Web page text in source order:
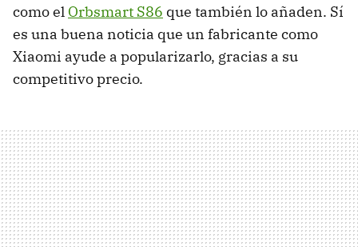
como el Orbsmart S86 que también lo añaden. Sí
es una buena noticia que un fabricante como
Xiaomi ayude a popularizarlo, gracias a su
competitivo precio.